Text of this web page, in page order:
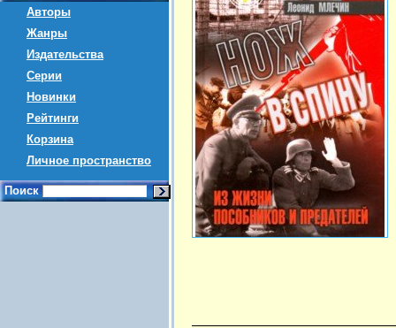
Авторы
Жанры
Издательства
Серии
Новинки
Рейтинги
Корзина
Личное пространство
Поиск